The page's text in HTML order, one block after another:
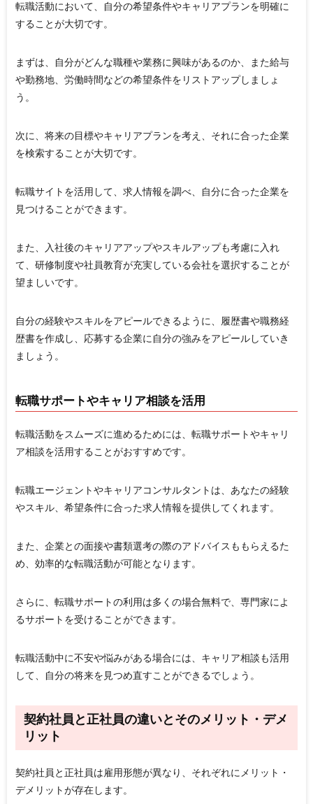
転職活動において、自分の希望条件やキャリアプランを明確に
することが大切です。
まずは、自分がどんな職種や業務に興味があるのか、また給与
や勤務地、労働時間などの希望条件をリストアップしましょ
う。
次に、将来の目標やキャリアプランを考え、それに合った企業
を検索することが大切です。
転職サイトを活用して、求人情報を調べ、自分に合った企業を
見つけることができます。
また、入社後のキャリアアップやスキルアップも考慮に入れ
て、研修制度や社員教育が充実している会社を選択することが
望ましいです。
自分の経験やスキルをアピールできるように、履歴書や職務経
歴書を作成し、応募する企業に自分の強みをアピールしていき
ましょう。
転職サポートやキャリア相談を活用
転職活動をスムーズに進めるためには、転職サポートやキャリ
ア相談を活用することがおすすめです。
転職エージェントやキャリアコンサルタントは、あなたの経験
やスキル、希望条件に合った求人情報を提供してくれます。
また、企業との面接や書類選考の際のアドバイスももらえるた
め、効率的な転職活動が可能となります。
さらに、転職サポートの利用は多くの場合無料で、専門家によ
るサポートを受けることができます。
転職活動中に不安や悩みがある場合には、キャリア相談も活用
して、自分の将来を見つめ直すことができるでしょう。
契約社員と正社員の違いとそのメリット・デメ
リット
契約社員と正社員は雇用形態が異なり、それぞれにメリット・
デメリットが存在します。